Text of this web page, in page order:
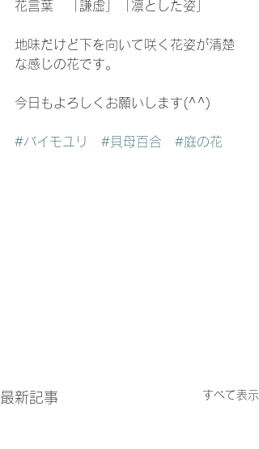
花言葉　「謙虚」「凛とした姿」
地味だけど下を向いて咲く花姿が清楚
な感じの花です。
今日もよろしくお願いします(^^)
#バイモユリ #貝母百合 #庭の花
最新記事 すべて表示